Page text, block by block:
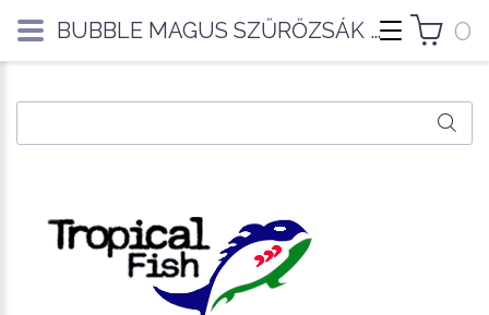
0
BUBBLE MAGUS SZŰRŐZSÁK /150 MICRON/